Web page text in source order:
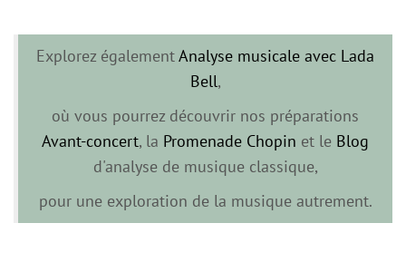
Explorez égalementAnalyse musicale avec Lada
Bell,
où vous pourrez découvrir nos préparations
Avant-concert, la Promenade Chopin et le Blog
d'analyse de musique classique,
pour une exploration de la musique autrement.